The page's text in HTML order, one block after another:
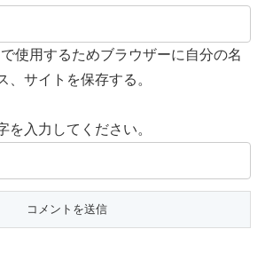
使用するためブラウザーに自分の名
、サイトを保存する。
を入力してください。